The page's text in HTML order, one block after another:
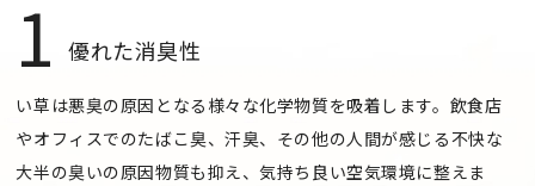
1 優れた消臭性
い草は悪臭の原因となる様々な化学物質を吸着します。飲食店
やオフィスでのたばこ臭、汗臭、その他の人間が感じる不快な
大半の臭いの原因物質も抑え、気持ち良い空気環境に整えま